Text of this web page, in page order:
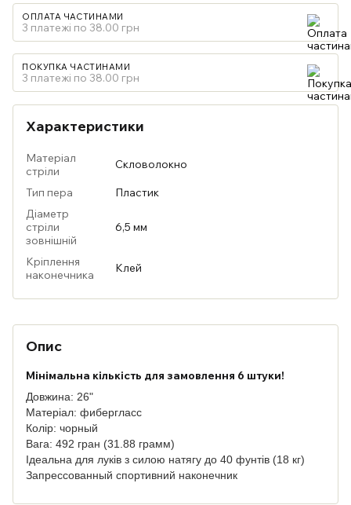
ОПЛАТА ЧАСТИНАМИ
3 платежі по 38.00 грн
ПОКУПКА ЧАСТИНАМИ
3 платежі по 38.00 грн
Характеристики
Матеріал
стріли
Скловолокно
Тип пера
Пластик
Діаметр
стріли
зовнішній
6,5 мм
Кріплення
наконечника
Клей
Опис
Мінімальна кількість для замовлення 6 штуки!
Довжина: 26"
Матеріал: фибергласс
Колір: чорный
Вага: 492 гран (31.88 грамм)
Ідеальна для луків з силою натягу до 40 фунтів (18 кг)
Запрессованный спортивний наконечник